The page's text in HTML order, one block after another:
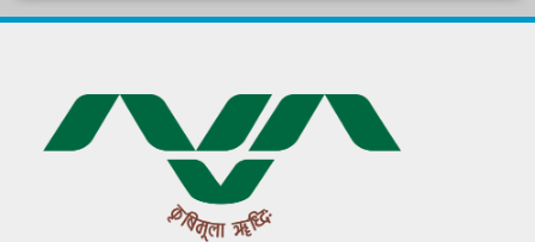
गुणवत्ता युक्त कृषि-शिक्षा एक पहल" - भारतीय
कृषि अनुसंधान परिषद की 25वीं अखिल
भारतीय कृषि प्रवेश परीक्षा 2020